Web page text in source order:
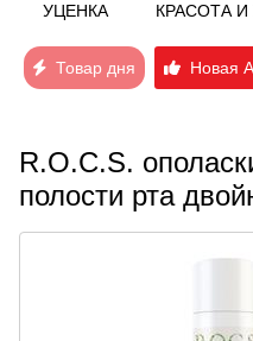
УЦЕНКА КРАСОТА
Товар дня Новая
R.O.C.S.
полости рта